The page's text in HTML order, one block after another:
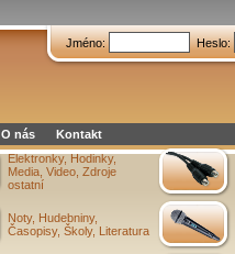
Jméno: Heslo:
O nás Kontakt
Elektronky, Hodinky,
Media, Video, Zdroje
ostatní
Noty, Hudebniny,
Časopisy, Školy, Literatura